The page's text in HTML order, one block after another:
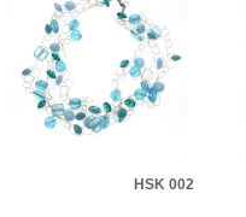
HSK 002